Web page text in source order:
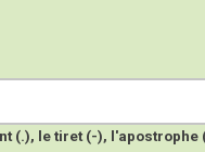
(.), le tiret (-), l'apostrophe